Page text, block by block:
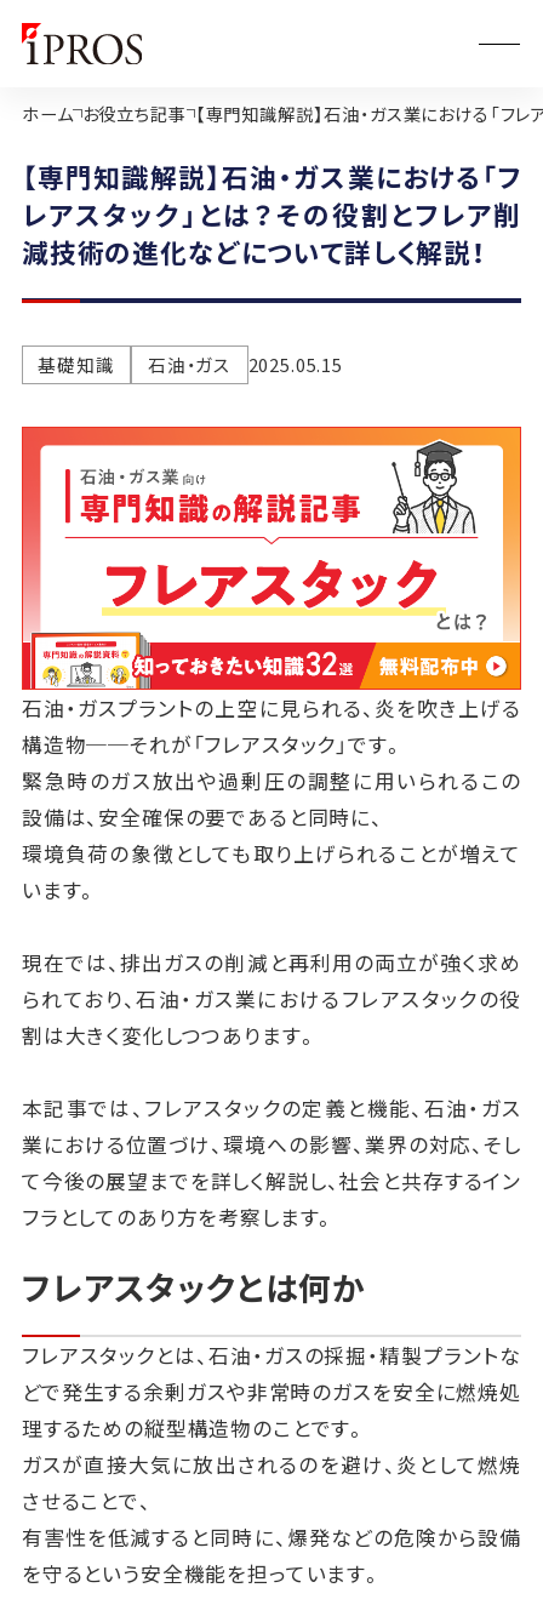
ホーム お役立ち記事 【専門知識解説】石油・ガス業における「フ
【専門知識解説】石油・ガス業における「フ
レアスタック」とは？その役割とフレア削
減技術の進化などについて詳しく解説！
基礎知識 石油・ガス 2025.05.15
石油・ガスプラントの上空に見られる、炎を吹き上げる
構造物──それが「フレアスタック」です。
緊急時のガス放出や過剰圧の調整に用いられるこの
設備は、安全確保の要であると同時に、
環境負荷の象徴としても取り上げられることが増えて
います。
現在では、排出ガスの削減と再利用の両立が強く求め
られており、石油・ガス業におけるフレアスタックの役
割は大きく変化しつつあります。
本記事では、フレアスタックの定義と機能、石油・ガス
業における位置づけ、環境への影響、業界の対応、そし
て今後の展望までを詳しく解説し、社会と共存するイン
フラとしてのあり方を考察します。
フレアスタックとは何か
フレアスタックとは、石油・ガスの採掘・精製プラントな
どで発生する余剰ガスや非常時のガスを安全に燃焼処
理するための縦型構造物のことです。
ガスが直接大気に放出されるのを避け、炎として燃焼
させることで、
有害性を低減すると同時に、爆発などの危険から設備
を守るという安全機能を担っています。